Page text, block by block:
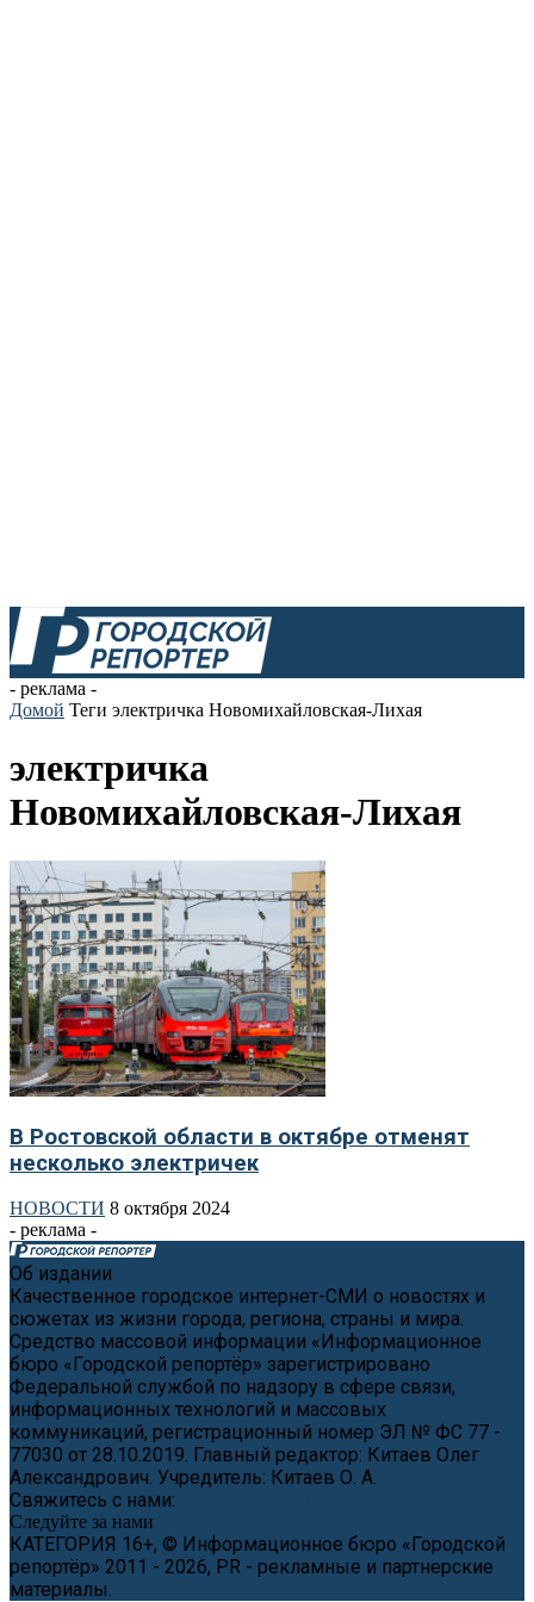
- реклама -
Домой Теги электричка Новомихайловская-Лихая
электричка
Новомихайловская-Лихая
В Ростовской области в октябре отменят
несколько электричек
НОВОСТИ 8 октября 2024
- реклама -
Об издании
Качественное городское интернет-СМИ о новостях и
сюжетах из жизни города, региона, страны и мира.
Средство массовой информации «Информационное
бюро «Городской репортёр» зарегистрировано
Федеральной службой по надзору в сфере связи,
информационных технологий и массовых
коммуникаций, регистрационный номер ЭЛ № ФС 77 -
77030 от 28.10.2019. Главный редактор: Китаев Олег
Александрович. Учредитель: Китаев О. А.
Свяжитесь с нами:
Следуйте за нами
КАТЕГОРИЯ 16+, © Информационное бюро «Городской
репортёр» 2011 - 2026, PR - рекламные и партнерские
материалы.